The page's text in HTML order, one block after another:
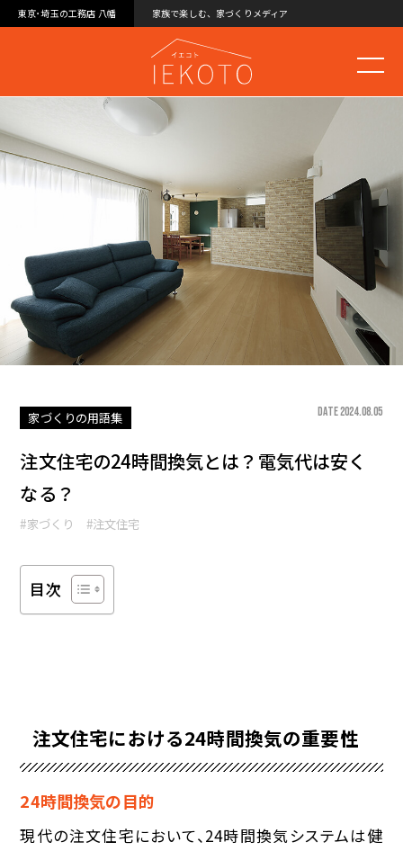
東京･埼玉の工務店 八幡 家族で楽しむ、家づくりメディア
家づくりの用語集 DATE 2024.08.05
注文住宅の24時間換気とは？電気代は安く
なる？
#家づくり #注文住宅
目次
注文住宅における24時間換気の重要性
24時間換気の目的
現代の注文住宅において、24時間換気システムは健